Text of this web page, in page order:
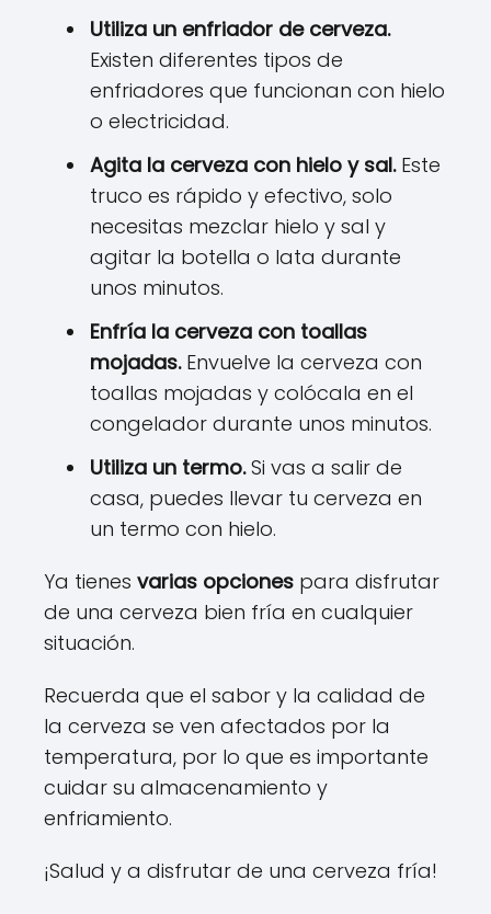
Utiliza un enfriador de cerveza.
Existen diferentes tipos de
enfriadores que funcionan con hielo
o electricidad.
Agita la cerveza con hielo y sal.Este
truco es rápido y efectivo, solo
necesitas mezclar hielo y sal y
agitar la botella o lata durante
unos minutos.
Enfría la cerveza con toallas
mojadas.Envuelve la cerveza con
toallas mojadas y colócala en el
congelador durante unos minutos.
Utiliza un termo.Si vas a salir de
casa, puedes llevar tu cerveza en
un termo con hielo.
Ya tienes varias opciones para disfrutar
de una cerveza bien fría en cualquier
situación.
Recuerda que el sabor y la calidad de
la cerveza se ven afectados por la
temperatura, por lo que es importante
cuidar su almacenamiento y
enfriamiento.
¡Salud y a disfrutar de una cerveza fría!